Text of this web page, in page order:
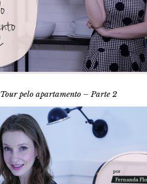
Tour pelo apartamento – Parte 2